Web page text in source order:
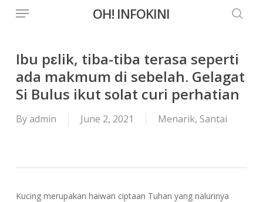
content
OH! INFOKINI
Menu
Ibu pɛlik, tiba-tiba terasa seperti
ada makmum di sebelah. Gelagat
Si Bulus ikut solat curi perhatian
Byadmin June 2, 2021 Menarik, Santai
Kucing merupakan haiwan ciptaan Tuhan yang nalurinya